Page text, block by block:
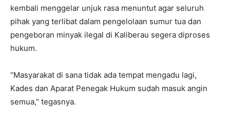
kembali menggelar unjuk rasa menuntut agar seluruh
pihak yang terlibat dalam pengelolaan sumur tua dan
pengeboran minyak ilegal di Kaliberau segera diproses
hukum.
“Masyarakat di sana tidak ada tempat mengadu lagi,
Kades dan Aparat Penegak Hukum sudah masuk angin
semua,” tegasnya.